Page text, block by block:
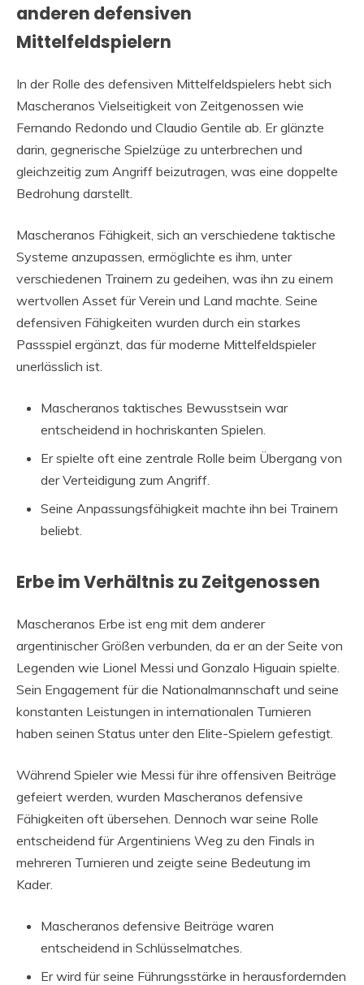
anderen defensiven
Mittelfeldspielern
In der Rolle des defensiven Mittelfeldspielers hebt sich
Mascheranos Vielseitigkeit von Zeitgenossen wie
Fernando Redondo und Claudio Gentile ab. Er glänzte
darin, gegnerische Spielzüge zu unterbrechen und
gleichzeitig zum Angriff beizutragen, was eine doppelte
Bedrohung darstellt.
Mascheranos Fähigkeit, sich an verschiedene taktische
Systeme anzupassen, ermöglichte es ihm, unter
verschiedenen Trainern zu gedeihen, was ihn zu einem
wertvollen Asset für Verein und Land machte. Seine
defensiven Fähigkeiten wurden durch ein starkes
Passspiel ergänzt, das für moderne Mittelfeldspieler
unerlässlich ist.
Mascheranos taktisches Bewusstsein war
entscheidend in hochriskanten Spielen.
Er spielte oft eine zentrale Rolle beim Übergang von
der Verteidigung zum Angriff.
Seine Anpassungsfähigkeit machte ihn bei Trainern
beliebt.
Erbe im Verhältnis zu Zeitgenossen
Mascheranos Erbe ist eng mit dem anderer
argentinischer Größen verbunden, da er an der Seite von
Legenden wie Lionel Messi und Gonzalo Higuain spielte.
Sein Engagement für die Nationalmannschaft und seine
konstanten Leistungen in internationalen Turnieren
haben seinen Status unter den Elite-Spielern gefestigt.
Während Spieler wie Messi für ihre offensiven Beiträge
gefeiert werden, wurden Mascheranos defensive
Fähigkeiten oft übersehen. Dennoch war seine Rolle
entscheidend für Argentiniens Weg zu den Finals in
mehreren Turnieren und zeigte seine Bedeutung im
Kader.
Mascheranos defensive Beiträge waren
entscheidend in Schlüsselmatches.
Er wird für seine Führungsstärke in herausfordernden